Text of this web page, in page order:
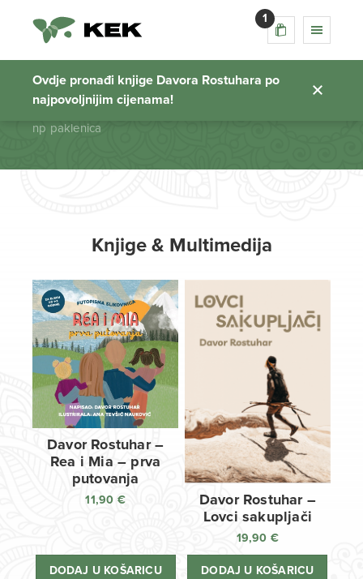
1
Ovdje pronađi knjige Davora Rostuhara po
najpovoljnijim cijenama!
np paklenica
Početna stranica
np paklenica
Knjige & Multimedija
Davor Rostuhar –
Rea i Mia – prva
putovanja
11,90 €
DODAJ U KOŠARICU
Davor Rostuhar –
Lovci sakupljači
19,90 €
DODAJ U KOŠARICU